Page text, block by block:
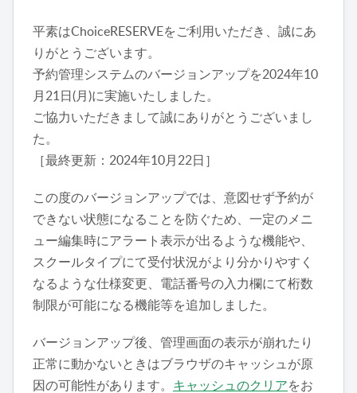
平素はChoiceRESERVEをご利用いただき、誠にあ
りがとうございます。
予約管理システムのバージョンアップを2024年10
月21日(月)に実施いたしました。
ご協力いただきまして誠にありがとうございまし
た。
［最終更新：2024年10月22日］
この度のバージョンアップでは、意図せず予約が
できない状態になることを防ぐため、一定のメニ
ュー編集時にアラート表示が出るような機能や、
スクールタイプにて受付状況がより分かりやすく
なるような仕様変更、電話番号の入力欄にて桁数
制限が可能になる機能等を追加しました。
バージョンアップ後、管理画面の表示が崩れたり
正常に動かないときはブラウザのキャッシュが原
因の可能性があります。 キャッシュのクリアをお